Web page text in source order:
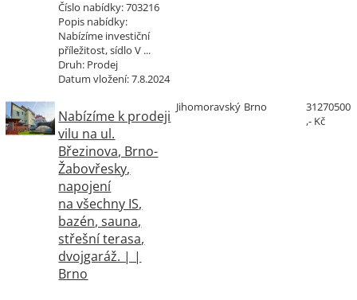
Číslo nabídky:703216
Popis nabídky:
Nabízíme investiční
příležitost, sídlo V ...
Druh: Prodej
Datum vložení:7.8.2024
Nabízíme k prodeji
vilu na ul.
Březinova, Brno-
Žabovřesky,
napojení
na všechny IS,
bazén, sauna,
střešní terasa,
dvojgaráž. | |
Brno
Jihomoravský Brno
31270500
,- Kč